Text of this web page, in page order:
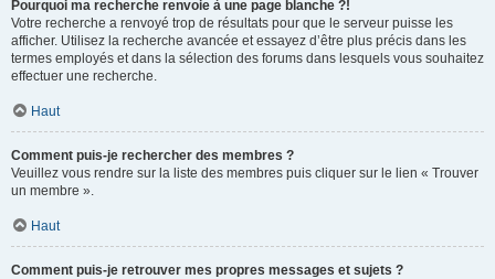
Pourquoi ma recherche renvoie à une page blanche ?!
Votre recherche a renvoyé trop de résultats pour que le serveur puisse les
afficher. Utilisez la recherche avancée et essayez d’être plus précis dans les
termes employés et dans la sélection des forums dans lesquels vous souhaitez
effectuer une recherche.
Haut
Comment puis-je rechercher des membres ?
Veuillez vous rendre sur la liste des membres puis cliquer sur le lien « Trouver
un membre ».
Haut
Comment puis-je retrouver mes propres messages et sujets ?